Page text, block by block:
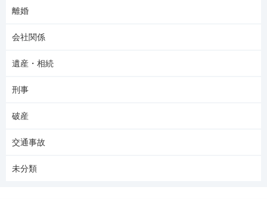
離婚
会社関係
遺産・相続
刑事
破産
交通事故
未分類